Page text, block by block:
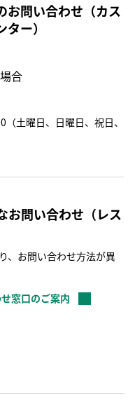
お問い合わせ（カス
ー）
合
土曜日、日曜日、祝日、
お問い合わせ（レス
、お問い合わせ方法が異
窓口のご案内